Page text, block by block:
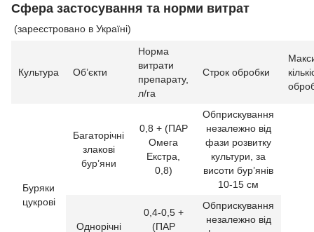
Cфера застосування та норми витрат
(зареєстровано в Україні)
Культура Об’єкти
Норма
витрати
препарату,
л/га
Строк обробки
Буряки
цукрові
Багаторічні
злакові
бур’яни
0,8 + (ПАР
Омега
Екстра,
0,8)
Обприскування
незалежно від
фази розвитку
культури, за
висоти бур’янів
10-15 см
Однорічні
0,4-0,5 +
(ПАР
Обприскування
незалежно від